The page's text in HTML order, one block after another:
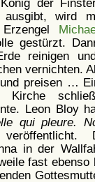
der
ausgibt, wird
gestürzt.
reinigen
vernichten.
preisen …
Leon Bloy
qui pleure.
in der
fast ebenso